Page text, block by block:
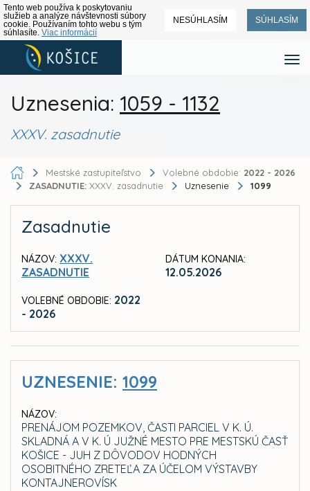
Tento web používa k poskytovaniu
služieb a analýze návštevnosti súbory
cookie. Používaním tohto webu s tým
súhlasíte. Viac informácií
NESÚHLASÍM SÚHLASÍM
Uznesenia: 1059 - 1132
XXXV. zasadnutie
Mestské zastupiteľstvo Volebné obdobie: 2022 - 2026
ZASADNUTIE: XXXV. zasadnutie Uznesenie 1099
Zasadnutie
NÁZOV: XXXV.
ZASADNUTIE
VOLEBNÉ OBDOBIE: 2022
- 2026
DÁTUM KONANIA:
12.05.2026
UZNESENIE: 1099
NÁZOV:
PRENÁJOM POZEMKOV, ČASTI PARCIEL V K. Ú.
SKLADNÁ A V K. Ú JUŽNÉ MESTO PRE MESTSKÚ ČASŤ
KOŠICE - JUH Z DÔVODOV HODNÝCH
OSOBITNÉHO ZRETEĽA ZA ÚČELOM VÝSTAVBY
KONTAJNEROVÍSK